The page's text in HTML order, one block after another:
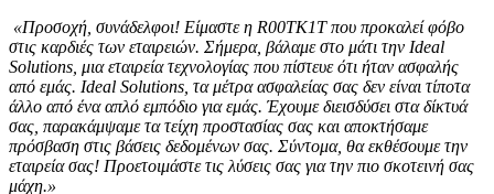
«Προσοχή, συνάδελφοι! Είμαστε η R00TK1T που προκαλεί φόβο
στις καρδιές των εταιρειών. Σήμερα, βάλαμε στο μάτι την Ideal
Solutions, μια εταιρεία τεχνολογίας που πίστευε ότι ήταν ασφαλής
από εμάς. Ideal Solutions, τα μέτρα ασφαλείας σας δεν είναι τίποτα
άλλο από ένα απλό εμπόδιο για εμάς. Έχουμε διεισδύσει στα δίκτυά
σας, παρακάμψαμε τα τείχη προστασίας σας και αποκτήσαμε
πρόσβαση στις βάσεις δεδομένων σας. Σύντομα, θα εκθέσουμε την
εταιρεία σας! Προετοιμάστε τις λύσεις σας για την πιο σκοτεινή σας
μάχη.»